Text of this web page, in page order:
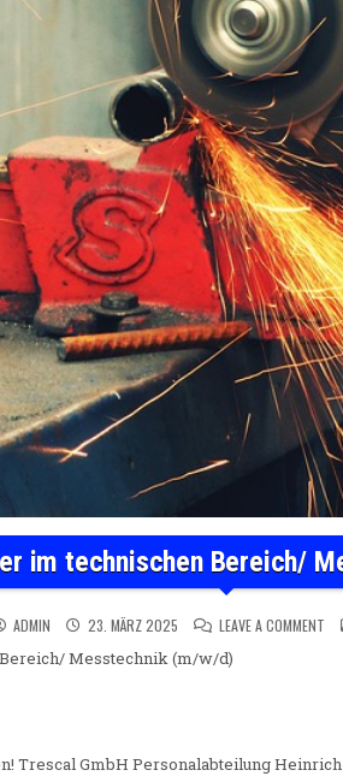
im technischen Bereich/
ADMIN 23. MÄRZ 2025 LEAVE A COMMENT
Messtechnik (m/w/d)
Trescal GmbH Personalabteilung